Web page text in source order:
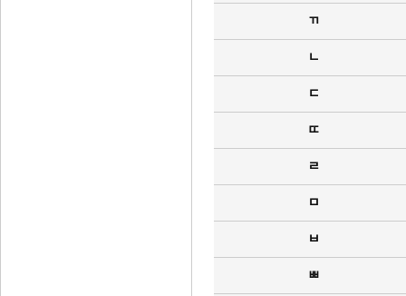
ㄲ
ㄴ
ㄷ
ㄸ
ㄹ
ㅁ
ㅂ
ㅃ